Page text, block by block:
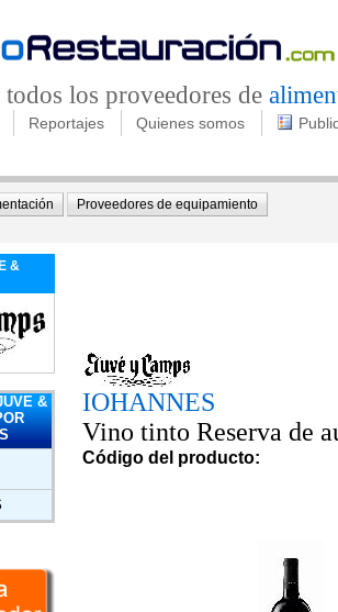
los proveedores de
Reportajes Quienes somos
Proveedores de equipamiento
&
&
IOHANNES
Vino tinto Reserva de
Código del producto: